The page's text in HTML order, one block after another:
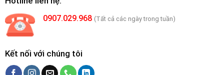
0907.029.968 (Tất cả các ngày trong tuần)
Kết nối với chúng tôi